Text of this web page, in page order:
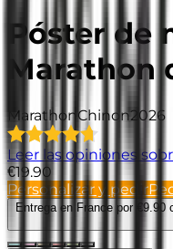
Póster de
Marathon
Marathon Chinon2026
Leer las opiniones
€19.90
Personalizar y pedir
Entrega en France por €9.90